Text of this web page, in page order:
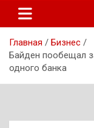
Главная
Бизнес
Байден пообещал
одного банка